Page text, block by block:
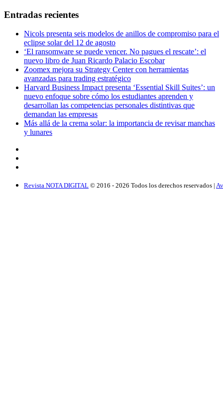
Entradas recientes
Nicols presenta seis modelos de anillos de compromiso para el
eclipse solar del 12 de agosto
‘El ransomware se puede vencer. No pagues el rescate’: el
nuevo libro de Juan Ricardo Palacio Escobar
Zoomex mejora su Strategy Center con herramientas
avanzadas para trading estratégico
Harvard Business Impact presenta ‘Essential Skill Suites’: un
nuevo enfoque sobre cómo los estudiantes aprenden y
desarrollan las competencias personales distintivas que
demandan las empresas
Más allá de la crema solar: la importancia de revisar manchas
y lunares
Revista NOTA DIGITAL © 2016 - 2026 Todos los derechos reservados |